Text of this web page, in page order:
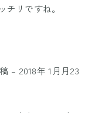
リですね。
– 2018年 1月月23